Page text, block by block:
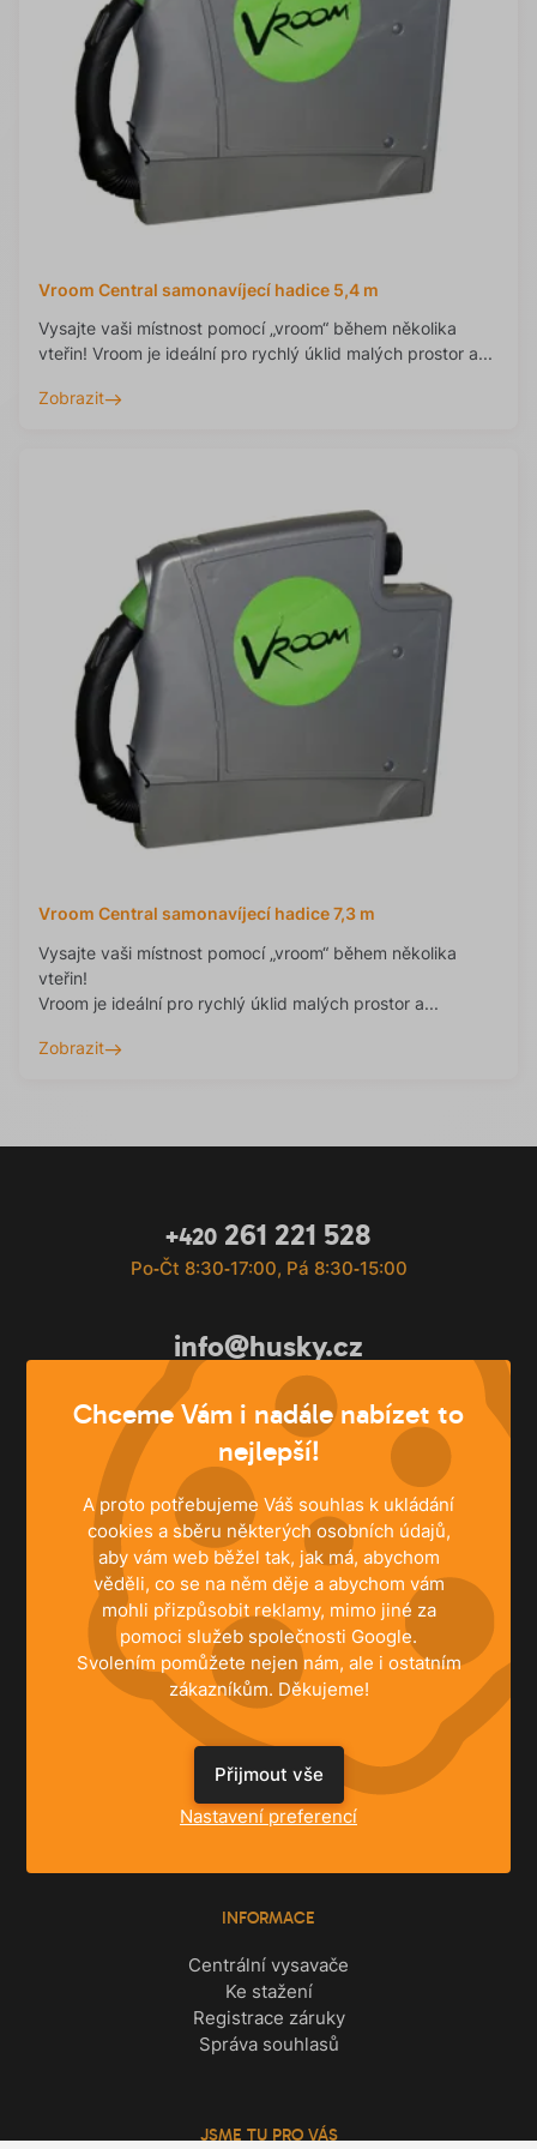
Vroom Central samonavíjecí hadice 5,4 m
Vysajte vaši místnost pomocí „vroom“ během několika
vteřin! Vroom je ideální pro rychlý úklid malých prostor a...
Zobrazit
Vroom Central samonavíjecí hadice 7,3 m
Vysajte vaši místnost pomocí „vroom“ během několika
vteřin!
Vroom je ideální pro rychlý úklid malých prostor a...
Zobrazit
+420 261 221 528
Po‐Čt 8:30‐17:00, Pá 8:30‐15:00
info@husky.cz
Pište kdykoli
Rodinné domy
Byty
Komerční prostory
INFORMACE
Centrální vysavače
Ke stažení
Registrace záruky
Správa souhlasů
JSME TU PRO VÁS
Chceme Vám i nadále nabízet to
nejlepší!
A proto potřebujeme Váš souhlas k ukládání
cookies a sběru některých osobních údajů,
aby vám web běžel tak, jak má, abychom
věděli, co se na něm děje a abychom vám
mohli přizpůsobit reklamy, mimo jiné za
pomoci služeb společnosti Google.
Svolením pomůžete nejen nám, ale i ostatním
zákazníkům. Děkujeme!
Nastavení preferencí
Přijmout vše